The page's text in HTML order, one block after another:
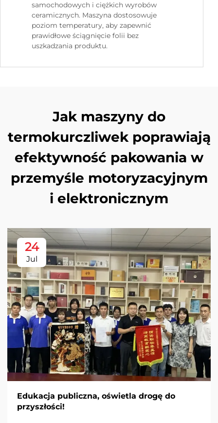
samochodowych i ciężkich wyrobów
ceramicznych. Maszyna dostosowuje
poziom temperatury, aby zapewnić
prawidłowe ściągnięcie folii bez
uszkadzania produktu.
Jak maszyny do
termokurczliwek poprawiają
efektywność pakowania w
przemyśle motoryzacyjnym
i elektronicznym
24
Jul
Edukacja publiczna, oświetla drogę do
przyszłości!